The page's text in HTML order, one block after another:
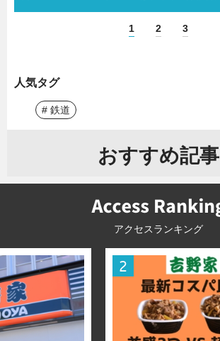
1 2 3
人気タグ
# 鉄道
おすすめ記事
アクセスランキング